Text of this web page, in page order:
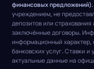
финансовых предложений).
учреждением, не
депозитов или страхования
заключённые договоры.
информационный характер,
банковских услуг. Ставки
актуальные данные на